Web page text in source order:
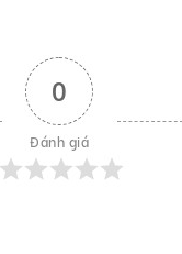
0
Đánh giá